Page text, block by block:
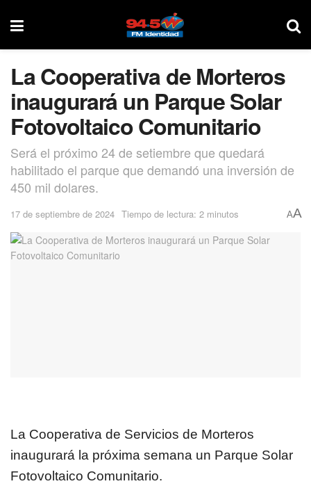
La Cooperativa de Morteros
inaugurará un Parque Solar
Fotovoltaico Comunitario
Será el próximo 24 de setiembre que quedará
habilitado el parque que demandó una inversión de
450 mil dolares.
17 de septiembre de 2024 Tiempo de lectura: 2 minutos AA
La Cooperativa de Servicios de Morteros
inaugurará la próxima semana un Parque Solar
Fotovoltaico Comunitario.